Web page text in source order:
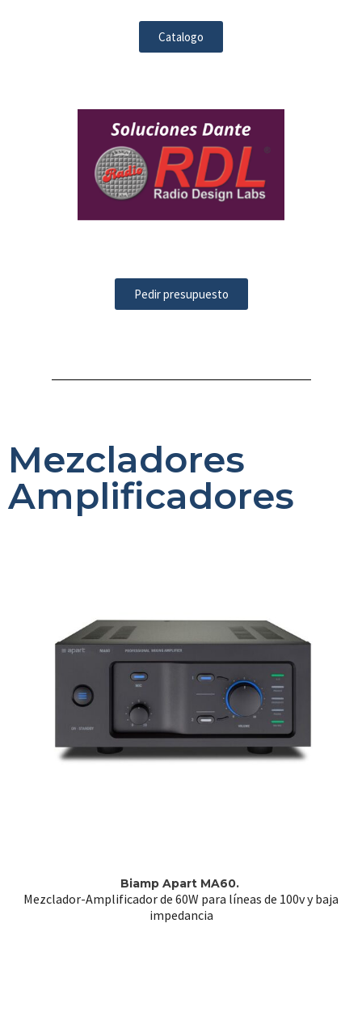
Catalogo
Pedir presupuesto
Mezcladores
Amplificadores
Biamp Apart MA60.
Mezclador-Amplificador de 60W para líneas de 100v y baja
impedancia